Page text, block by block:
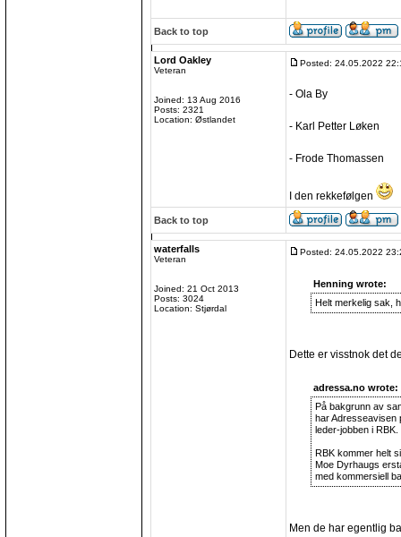
Back to top
Lord Oakley
Veteran
Joined: 13 Aug 2016
Posts: 2321
Location: Østlandet
Posted: 24.05.2022
- Ola By
- Karl Petter Løken
- Frode Thomassen
I den rekkefølgen
Back to top
waterfalls
Veteran
Joined: 21 Oct 2013
Posts: 3024
Location: Stjørdal
Posted: 24.05.2022
Henning wrote:
Helt merkelig sak,
Dette er visstnok det
adressa.no wrote:
På bakgrunn av
har Adresseavisen
leder-jobben i RBK.
RBK kommer helt
Moe Dyrhaugs
med kommersiell
Men de har egentlig